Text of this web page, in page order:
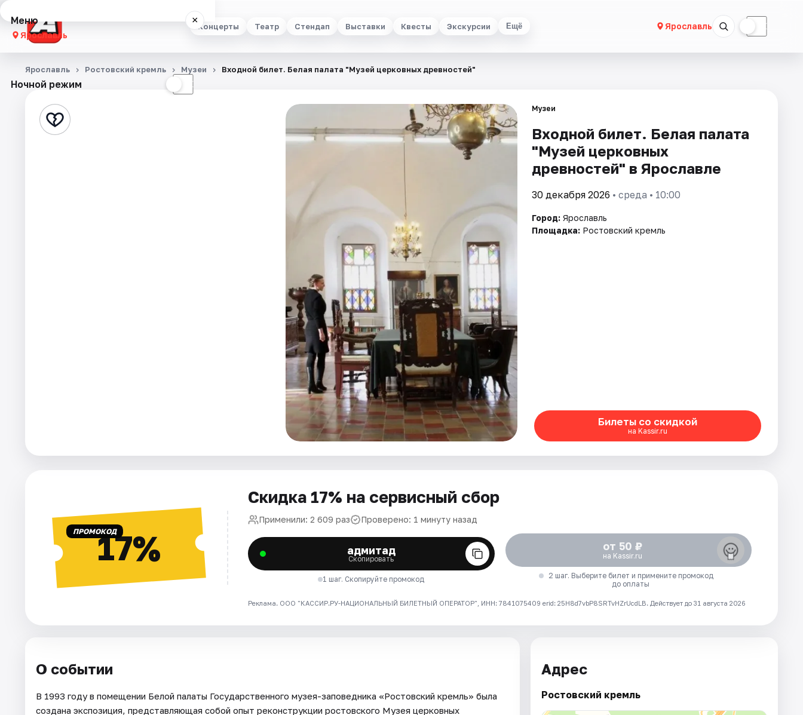
Концерты Театр Стендап Выставки Квесты Экскурсии Ещё Ярославль ☾
Меню ×
Ярославль
Концерты
Стендап
Ночной режим ☾
Ярославль Ростовский кремль Музеи Входной билет. Белая палата "Музей церковных древностей"
Музеи
Входной билет. Белая палата
"Музей церковных
древностей" в Ярославле
30 декабря 2026 • среда • 10:00
Город: Ярославль
Площадка: Ростовский кремль
Билеты со скидкой
на Kassir.ru
ПРОМОКОД17%
Скидка 17% на сервисный сбор
Применили: 2 609 раз Проверено: 1 минуту назад
адмитад
Скопировать
1 шаг. Скопируйте промокод
от 50 ₽
на Kassir.ru
2 шаг. Выберите билет и примените промокод
до оплаты
Реклама. ООО "КАССИР.РУ-НАЦИОНАЛЬНЫЙ БИЛЕТНЫЙ ОПЕРАТОР", ИНН: 7841075409 erid: 25H8d7vbP8SRTvHZrUcdLB. Действует до 31 августа 2026
О событии
В 1993 году в помещении Белой палаты Государственного музея-заповедника «Ростовский кремль» была
создана экспозиция, представляющая собой опыт реконструкции ростовского Музея церковных
Адрес
Ростовский кремль